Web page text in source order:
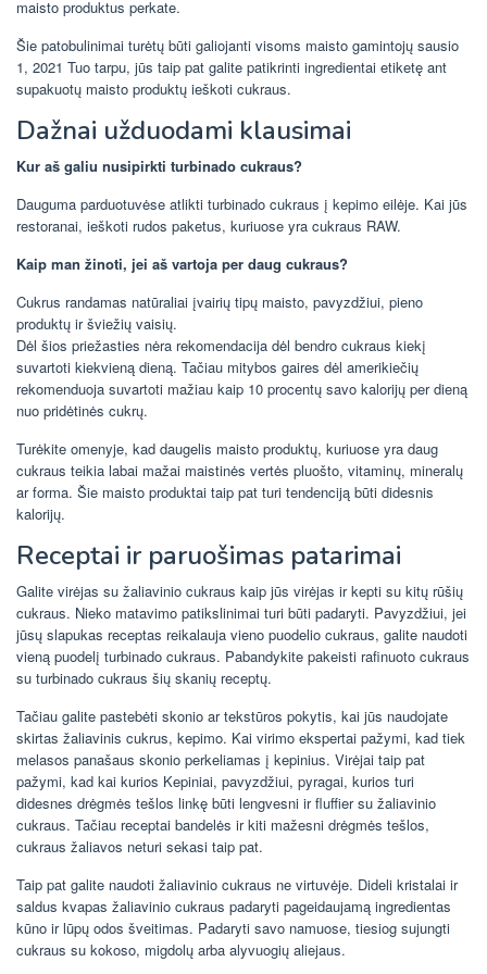
maisto produktus perkate.
Šie patobulinimai turėtų būti galiojanti visoms maisto gamintojų sausio
1, 2021 Tuo tarpu, jūs taip pat galite patikrinti ingredientai etiketę ant
supakuotų maisto produktų ieškoti cukraus.
Dažnai užduodami klausimai
Kur aš galiu nusipirkti turbinado cukraus?
Dauguma parduotuvėse atlikti turbinado cukraus į kepimo eilėje. Kai jūs
restoranai, ieškoti rudos paketus, kuriuose yra cukraus RAW.
Kaip man žinoti, jei aš vartoja per daug cukraus?
Cukrus randamas natūraliai įvairių tipų maisto, pavyzdžiui, pieno
produktų ir šviežių vaisių.
Dėl šios priežasties nėra rekomendacija dėl bendro cukraus kiekį
suvartoti kiekvieną dieną. Tačiau mitybos gaires dėl amerikiečių
rekomenduoja suvartoti mažiau kaip 10 procentų savo kalorijų per dieną
nuo pridėtinės cukrų.
Turėkite omenyje, kad daugelis maisto produktų, kuriuose yra daug
cukraus teikia labai mažai maistinės vertės pluošto, vitaminų, mineralų
ar forma. Šie maisto produktai taip pat turi tendenciją būti didesnis
kalorijų.
Receptai ir paruošimas patarimai
Galite virėjas su žaliavinio cukraus kaip jūs virėjas ir kepti su kitų rūšių
cukraus. Nieko matavimo patikslinimai turi būti padaryti. Pavyzdžiui, jei
jūsų slapukas receptas reikalauja vieno puodelio cukraus, galite naudoti
vieną puodelį turbinado cukraus. Pabandykite pakeisti rafinuoto cukraus
su turbinado cukraus šių skanių receptų.
Tačiau galite pastebėti skonio ar tekstūros pokytis, kai jūs naudojate
skirtas žaliavinis cukrus, kepimo. Kai virimo ekspertai pažymi, kad tiek
melasos panašaus skonio perkeliamas į kepinius. Virėjai taip pat
pažymi, kad kai kurios Kepiniai, pavyzdžiui, pyragai, kurios turi
didesnes drėgmės tešlos linkę būti lengvesni ir fluffier su žaliavinio
cukraus. Tačiau receptai bandelės ir kiti mažesni drėgmės tešlos,
cukraus žaliavos neturi sekasi taip pat.
Taip pat galite naudoti žaliavinio cukraus ne virtuvėje. Dideli kristalai ir
saldus kvapas žaliavinio cukraus padaryti pageidaujamą ingredientas
kūno ir lūpų odos šveitimas. Padaryti savo namuose, tiesiog sujungti
cukraus su kokoso, migdolų arba alyvuogių aliejaus.